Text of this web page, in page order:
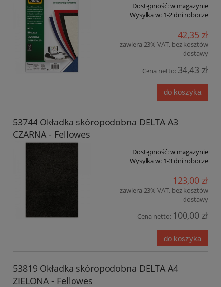
Dostępność:w magazynie
Wysyłka w: 1-2 dni robocze
42,35 zł
zawiera 23% VAT, bez kosztów
dostawy
Cena netto: 34,43 zł
do koszyka
53744 Okładka skóropodobna DELTA A3
CZARNA - Fellowes
Dostępność:w magazynie
Wysyłka w: 1-3 dni robocze
123,00 zł
zawiera 23% VAT, bez kosztów
dostawy
Cena netto: 100,00 zł
do koszyka
53819 Okładka skóropodobna DELTA A4
ZIELONA - Fellowes